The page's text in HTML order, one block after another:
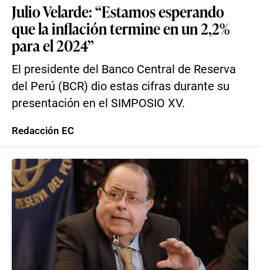
Julio Velarde: “Estamos esperando
que la inflación termine en un 2,2%
para el 2024”
El presidente del Banco Central de Reserva
del Perú (BCR) dio estas cifras durante su
presentación en el SIMPOSIO XV.
Redacción EC